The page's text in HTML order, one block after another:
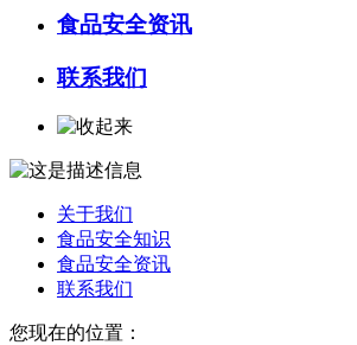
食品安全资讯
联系我们
关于我们
食品安全知识
食品安全资讯
联系我们
您现在的位置：